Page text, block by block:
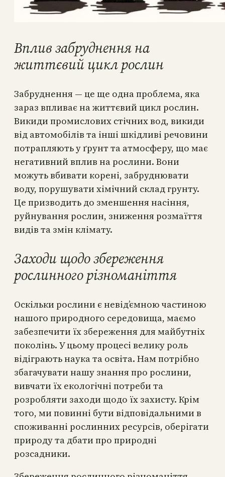
Вплив забруднення на
життєвий цикл рослин
Забруднення — це ще одна проблема, яка
зараз впливає на життєвий цикл рослин.
Викиди промислових стічних вод, викиди
від автомобілів та інші шкідливі речовини
потрапляють у ґрунт та атмосферу, що має
негативний вплив на рослини. Вони
можуть вбивати корені, забруднювати
воду, порушувати хімічний склад грунту.
Це призводить до зменшення насіння,
руйнування рослин, зниження розмаїття
видів та змін клімату.
Заходи щодо збереження
рослинного різноманіття
Оскільки рослини є невід’ємною частиною
нашого природного середовища, маємо
забезпечити їх збереження для майбутніх
поколінь. У цьому процесі велику роль
відіграють наука та освіта. Нам потрібно
збагачувати нашу знання про рослини,
вивчати їх екологічні потреби та
розробляти заходи щодо їх захисту. Крім
того, ми повинні бути відповідальними в
споживанні рослинних ресурсів, оберігати
природу та дбати про природні
розсадники.